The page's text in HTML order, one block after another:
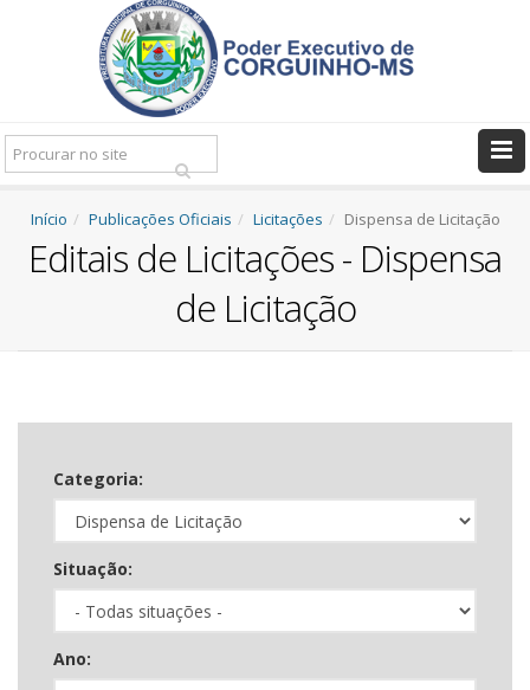
Pesquisar:
Início Publicações Oficiais Licitações Dispensa de Licitação
Editais de Licitações - Dispensa
de Licitação
Categoria:
Situação:
Ano: